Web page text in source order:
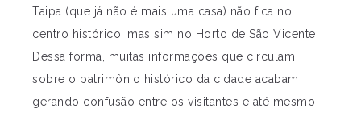
Taipa (que já não é mais uma casa) não fica no
centro histórico, mas sim no Horto de São Vicente.
Dessa forma, muitas informações que circulam
sobre o patrimônio histórico da cidade acabam
gerando confusão entre os visitantes e até mesmo